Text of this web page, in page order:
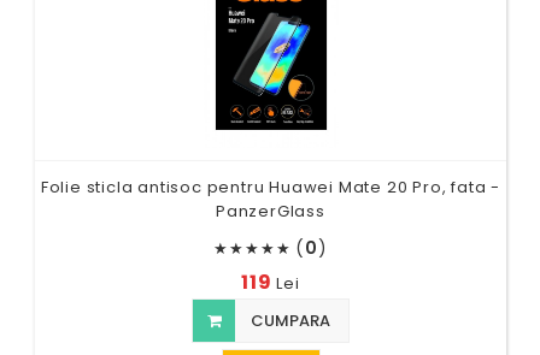
Folie sticla antisoc pentru Huawei Mate 20 Pro, fata -
PanzerGlass
★★★★★ (0)
119Lei
CUMPARA